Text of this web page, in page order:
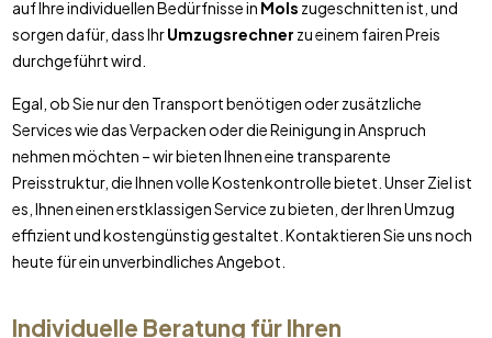
auf Ihre individuellen Bedürfnisse in Mols zugeschnitten ist, und
sorgen dafür, dass IhrUmzugsrechner zu einem fairen Preis
durchgeführt wird.
Egal, ob Sie nur den Transport benötigen oder zusätzliche
Services wie das Verpacken oder die Reinigung in Anspruch
nehmen möchten – wir bieten Ihnen eine transparente
Preisstruktur, die Ihnen volle Kostenkontrolle bietet. Unser Ziel ist
es, Ihnen einen erstklassigen Service zu bieten, der Ihren Umzug
effizient und kostengünstig gestaltet. Kontaktieren Sie uns noch
heute für ein unverbindliches Angebot.
Individuelle Beratung für Ihren